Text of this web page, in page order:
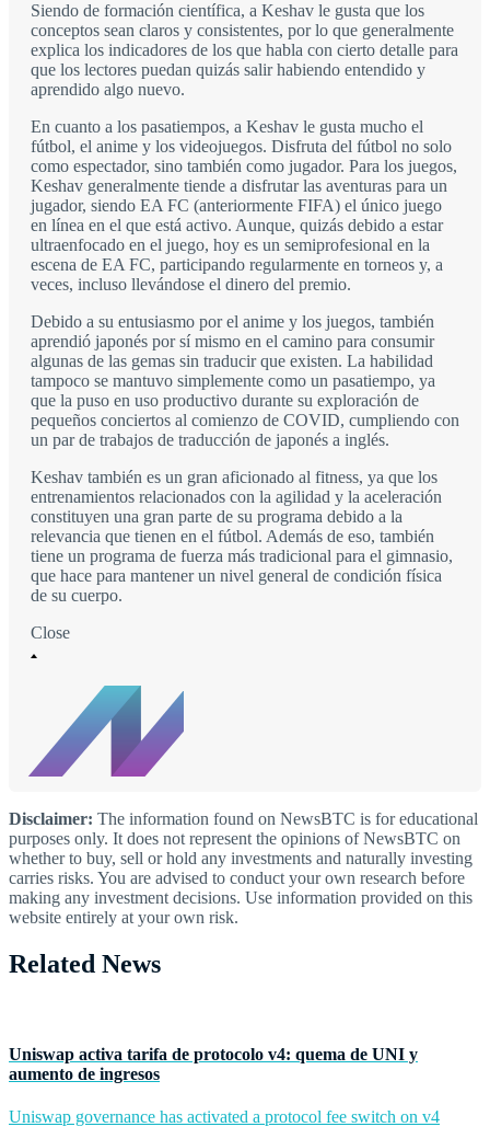
Siendo de formación científica, a Keshav le gusta que los
conceptos sean claros y consistentes, por lo que generalmente
explica los indicadores de los que habla con cierto detalle para
que los lectores puedan quizás salir habiendo entendido y
aprendido algo nuevo.
En cuanto a los pasatiempos, a Keshav le gusta mucho el
fútbol, el anime y los videojuegos. Disfruta del fútbol no solo
como espectador, sino también como jugador. Para los juegos,
Keshav generalmente tiende a disfrutar las aventuras para un
jugador, siendo EA FC (anteriormente FIFA) el único juego
en línea en el que está activo. Aunque, quizás debido a estar
ultraenfocado en el juego, hoy es un semiprofesional en la
escena de EA FC, participando regularmente en torneos y, a
veces, incluso llevándose el dinero del premio.
Debido a su entusiasmo por el anime y los juegos, también
aprendió japonés por sí mismo en el camino para consumir
algunas de las gemas sin traducir que existen. La habilidad
tampoco se mantuvo simplemente como un pasatiempo, ya
que la puso en uso productivo durante su exploración de
pequeños conciertos al comienzo de COVID, cumpliendo con
un par de trabajos de traducción de japonés a inglés.
Keshav también es un gran aficionado al fitness, ya que los
entrenamientos relacionados con la agilidad y la aceleración
constituyen una gran parte de su programa debido a la
relevancia que tienen en el fútbol. Además de eso, también
tiene un programa de fuerza más tradicional para el gimnasio,
que hace para mantener un nivel general de condición física
de su cuerpo.
Close
Disclaimer: The information found on NewsBTC is for educational
purposes only. It does not represent the opinions of NewsBTC on
whether to buy, sell or hold any investments and naturally investing
carries risks. You are advised to conduct your own research before
making any investment decisions. Use information provided on this
website entirely at your own risk.
Related News
Uniswap activa tarifa de protocolo v4: quema de UNI y
aumento de ingresos
Uniswap governance has activated a protocol fee switch on v4